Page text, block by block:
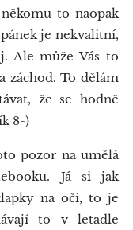
to naopak
je nekvalitní,
Ale může Vás to
záchod. To dělám
že se hodně
8-)
pozor na umělá
Já si jak
na oči, to je
to v letadle